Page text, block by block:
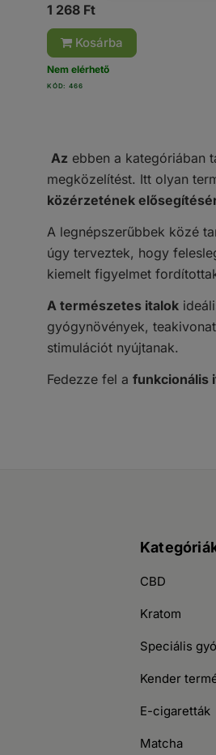
KÓD: 466
1 268 Ft
Kosárba
Nem elérhető
Az ebben a kategóriában
megközelítést. Itt olyan
közérzetének
A legnépszerűbbek közé
úgy terveztek, hogy
kiemelt figyelmet
A természetes italok
gyógynövények,
stimulációt nyújtanak.
Fedezze fel a funkcionális
CBD
Kratom
Speciális
Kender
E-cigaretták
Matcha